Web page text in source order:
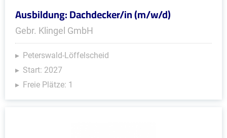
Ausbildung: Dachdecker/in (m/w/d)
Gebr. Klingel GmbH
Peterswald-Löffelscheid
Start: 2027
Freie Plätze: 1